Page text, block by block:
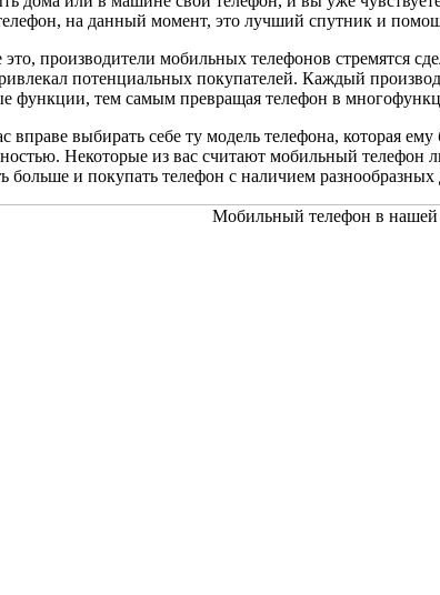
на данный момент, это лучший спутник и
это, производители мобильных телефонов стремятся
потенциальных покупателей. Каждый
функции, тем самым превращая телефон в
вправе выбирать себе ту модель телефона, которая
Некоторые из вас считают мобильный телефон
больше и покупать телефон с наличием